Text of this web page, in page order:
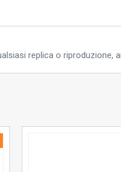
replica o riproduzione,